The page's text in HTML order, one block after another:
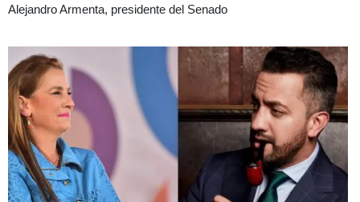
Alejandro Armenta, presidente del Senado